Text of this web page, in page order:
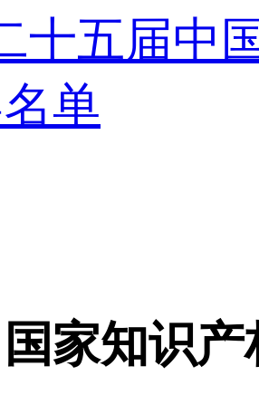
十五届中
单
家知识产